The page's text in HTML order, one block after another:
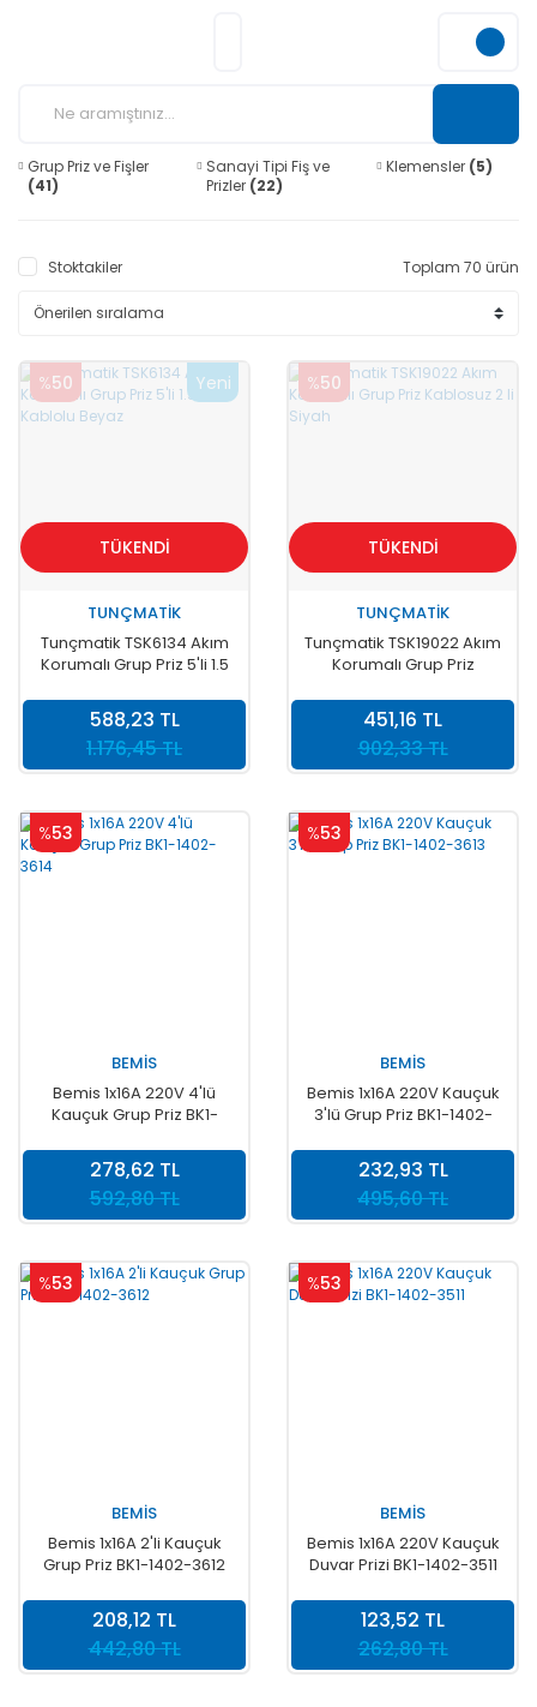
Grup Priz ve Fişler
(41)
Sanayi Tipi Fiş ve
Prizler (22)
Klemensler (5)
Stoktakiler Toplam 70 ürün
Yeni
%50
TÜKENDİ
TUNÇMATİK
Tunçmatik TSK6134 Akım
Korumalı Grup Priz 5'li 1.5
1.176,45 TL
588,23 TL
%50
TÜKENDİ
TUNÇMATİK
Tunçmatik TSK19022 Akım
Korumalı Grup Priz
902,33 TL
451,16 TL
%53
BEMİS
Bemis 1x16A 220V 4'lü
Kauçuk Grup Priz BK1-
592,80 TL
278,62 TL
%53
BEMİS
Bemis 1x16A 220V Kauçuk
3'lü Grup Priz BK1-1402-
495,60 TL
232,93 TL
%53
BEMİS
Bemis 1x16A 2'li Kauçuk
Grup Priz BK1-1402-3612
442,80 TL
208,12 TL
%53
BEMİS
Bemis 1x16A 220V Kauçuk
Duvar Prizi BK1-1402-3511
262,80 TL
123,52 TL